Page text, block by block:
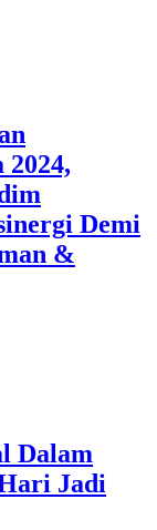
2024,
Demi
&
Dalam
Jadi